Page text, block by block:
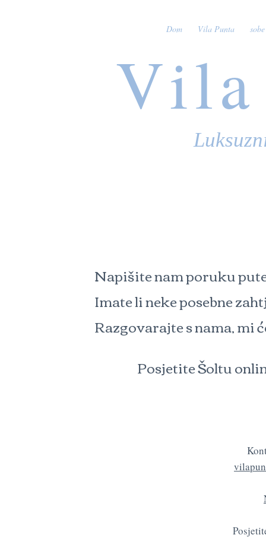
Dom Vila Punta sobe
Vila
Napišite nam poruku
Imate li neke posebne
Razgovarajte s nama, mi
Posjetite Šoltu